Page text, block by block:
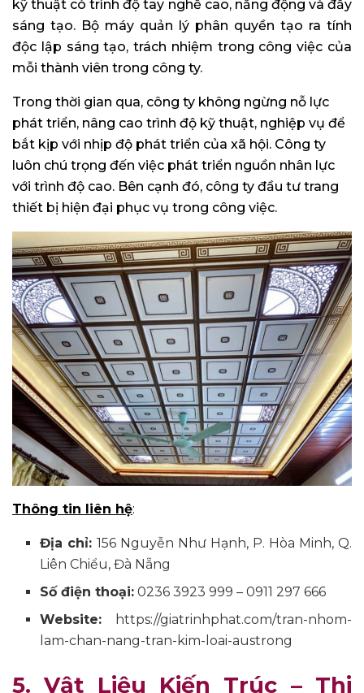
kỹ thuật có trình độ tay nghề cao, năng động và đầy
sáng tạo. Bộ máy quản lý phân quyền tạo ra tính
độc lập sáng tạo, trách nhiệm trong công việc của
mỗi thành viên trong công ty.
Trong thời gian qua, công ty không ngừng nỗ lực
phát triển, nâng cao trình độ kỹ thuật, nghiệp vụ để
bắt kịp với nhịp độ phát triển của xã hội. Công ty
luôn chú trọng đến việc phát triển nguồn nhân lực
với trình độ cao. Bên cạnh đó, công ty đầu tư trang
thiết bị hiện đại phục vụ trong công việc.
Thông tin liên hệ:
Địa chỉ:156 Nguyễn Như Hạnh, P. Hòa Minh, Q.
Liên Chiểu, Đà Nẵng
Số điện thoại: 0236 3923 999 – 0911 297 666
Website: https://giatrinhphat.com/tran-nhom-
lam-chan-nang-tran-kim-loai-austrong
5. Vật Liệu Kiến Trúc – Thi